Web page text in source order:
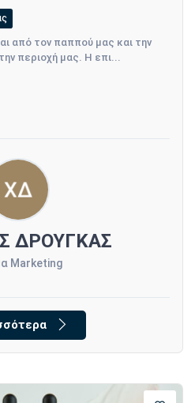
από τον παππού μας και την
περιοχή μας. Η επι...
ΔΡΟΥΓΚΑΣ
Marketing